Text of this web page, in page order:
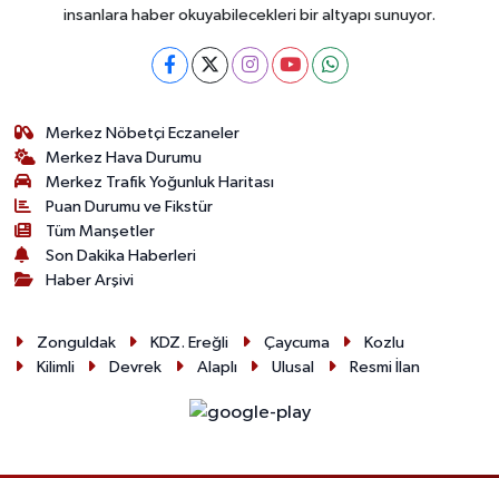
insanlara haber okuyabilecekleri bir altyapı sunuyor.
Merkez Nöbetçi Eczaneler
Merkez Hava Durumu
Merkez Trafik Yoğunluk Haritası
Puan Durumu ve Fikstür
Tüm Manşetler
Son Dakika Haberleri
Haber Arşivi
Zonguldak KDZ. Ereğli Çaycuma
Kozlu
Kilimli
Devrek Alaplı Ulusal Resmi İlan